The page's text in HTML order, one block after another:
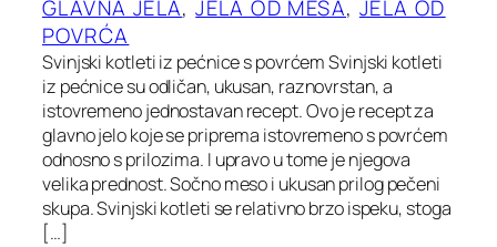
GLAVNA JELA, JELA OD MESA, JELA OD
POVRĆA
Svinjski kotleti iz pećnice s povrćem Svinjski kotleti
iz pećnice su odličan, ukusan, raznovrstan, a
istovremeno jednostavan recept. Ovo je recept za
glavno jelo koje se priprema istovremeno s povrćem
odnosno s prilozima. I upravo u tome je njegova
velika prednost. Sočno meso i ukusan prilog pečeni
skupa. Svinjski kotleti se relativno brzo ispeku, stoga
[…]